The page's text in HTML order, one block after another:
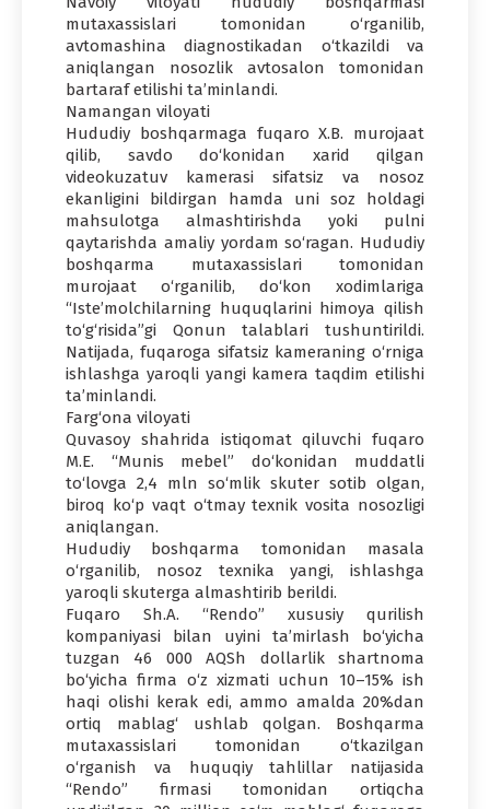
mutaxassislari tomonidan o‘rganilib,
avtomashina diagnostikadan o‘tkazildi va
aniqlangan nosozlik avtosalon tomonidan
bartaraf etilishi ta’minlandi.
Namangan viloyati
Hududiy boshqarmaga fuqaro X.B. murojaat
qilib, savdo do‘konidan xarid qilgan
videokuzatuv kamerasi sifatsiz va nosoz
ekanligini bildirgan hamda uni soz holdagi
mahsulotga almashtirishda yoki pulni
qaytarishda amaliy yordam so‘ragan. Hududiy
boshqarma mutaxassislari tomonidan
murojaat o‘rganilib, do‘kon xodimlariga
“Iste’molchilarning huquqlarini himoya qilish
to‘g‘risida”gi Qonun talablari tushuntirildi.
Natijada, fuqaroga sifatsiz kameraning o‘rniga
ishlashga yaroqli yangi kamera taqdim etilishi
ta’minlandi.
Farg‘ona viloyati
Quvasoy shahrida istiqomat qiluvchi fuqaro
M.E. “Munis mebel” do‘konidan muddatli
to‘lovga 2,4 mln so‘mlik skuter sotib olgan,
biroq ko‘p vaqt o‘tmay texnik vosita nosozligi
aniqlangan.
Hududiy boshqarma tomonidan masala
o‘rganilib, nosoz texnika yangi, ishlashga
yaroqli skuterga almashtirib berildi.
Fuqaro Sh.A. “Rendo” xususiy qurilish
kompaniyasi bilan uyini ta’mirlash bo‘yicha
tuzgan 46 000 AQSh dollarlik shartnoma
bo‘yicha firma o‘z xizmati uchun 10–15% ish
haqi olishi kerak edi, ammo amalda 20%dan
ortiq mablag‘ ushlab qolgan. Boshqarma
mutaxassislari tomonidan o‘tkazilgan
o‘rganish va huquqiy tahlillar natijasida
“Rendo” firmasi tomonidan ortiqcha